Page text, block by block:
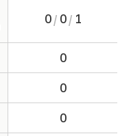
0/0/1
0
0
0